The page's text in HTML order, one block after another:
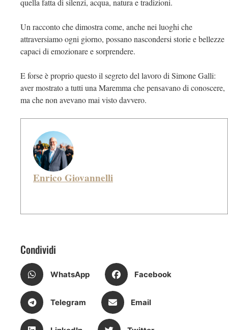
quella fatta di silenzi, acqua, natura e tradizioni.
Un racconto che dimostra come, anche nei luoghi che
attraversiamo ogni giorno, possano nascondersi storie e bellezze
capaci di emozionare e sorprendere.
E forse è proprio questo il segreto del lavoro di Simone Galli:
aver mostrato a tutti una Maremma che pensavano di conoscere,
ma che non avevano mai visto davvero.
Enrico Giovannelli
Condividi
WhatsApp Facebook
Telegram Email